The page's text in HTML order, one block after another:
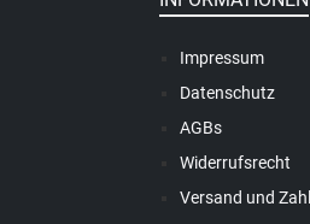
Impressum
Datenschutz
AGBs
Widerrufsrecht
Versand und